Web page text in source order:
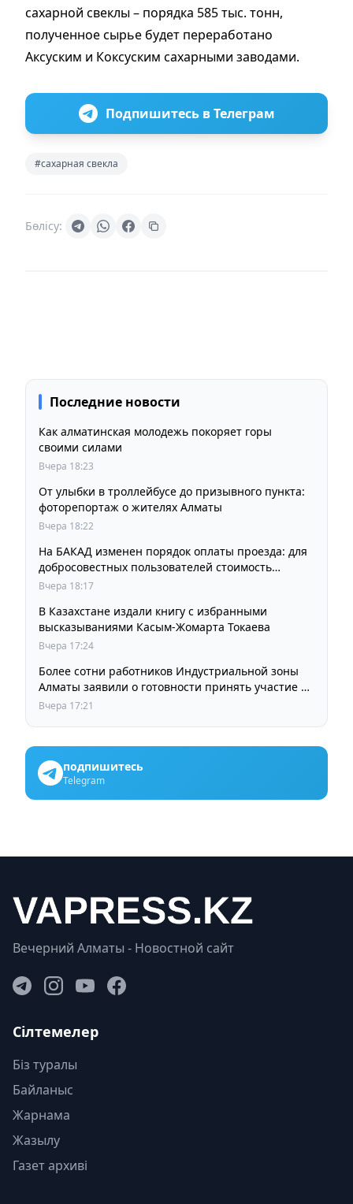
сахарной свеклы – порядка 585 тыс. тонн,
полученное сырье будет переработано
Аксуским и Коксуским сахарными заводами.
Подпишитесь в Телеграм
#сахарная свекла
Бөлісу:
Последние новости
Как алматинская молодежь покоряет горы
своими силами
Вчера 18:23
От улыбки в троллейбусе до призывного пункта:
фоторепортаж о жителях Алматы
Вчера 18:22
На БАКАД изменен порядок оплаты проезда: для
добросовестных пользователей стоимость
остается прежней
Вчера 18:17
В Казахстане издали книгу с избранными
высказываниями Касым-Жомарта Токаева
Вчера 17:24
Более сотни работников Индустриальной зоны
Алматы заявили о готовности принять участие в
выборах членов Курылтая
Вчера 17:21
подпишитесь
Telegram
Вечерний Алматы - Новостной сайт
Сілтемелер
Біз туралы
Байланыс
Жарнама
Жазылу
Газет архиві